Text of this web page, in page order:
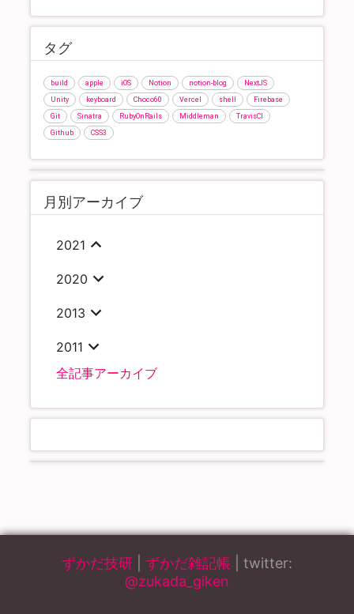
タグ
build apple iOS Notion notion-blog NextJS
Unity keyboard Choco60 Vercel shell Firebase
Git Sinatra RubyOnRails Middleman TravisCI
Github CSS3
月別アーカイブ
2021
2020
2013
2011
全記事アーカイブ
ずかだ技研 ずかだ雑記帳 | twitter:
@zukada_giken